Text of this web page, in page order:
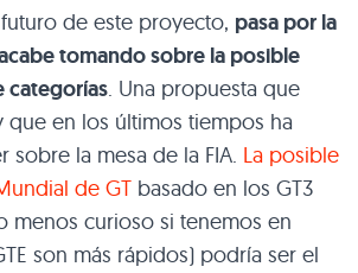
de este proyecto, pasa por la
tomando sobre la posible
categorías. Una propuesta que
que en los últimos tiempos ha
sobre la mesa de la FIA. La posible
de GT basado en los GT3
menos curioso si tenemos en
son más rápidos) podría ser el